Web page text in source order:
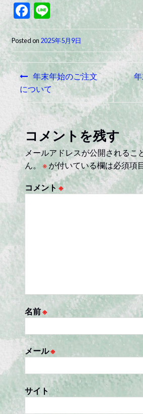
F
ac
e
b
o
o
k
Li
n
e
Posted on 2025年5月9日
投
稿
ナ
ビ
ゲ
ー
シ
ョ
ン
年末年始のご注文
について
コメントを残す
メールアドレスが公開されるこ
ん。 ※が付いている欄は必須項
コメント※
名前※
メール※
サイト